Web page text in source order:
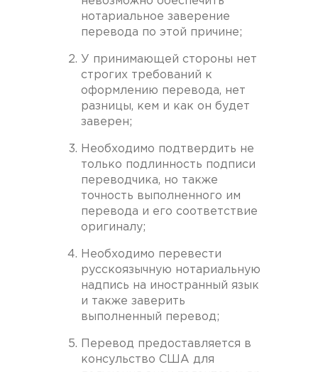
нотариальное заверение
перевода по этой причине;
У принимающей стороны нет
строгих требований к
оформлению перевода, нет
разницы, кем и как он будет
заверен;
Необходимо подтвердить не
только подлинность подписи
переводчика, но также
точность выполненного им
перевода и его соответствие
оригиналу;
Необходимо перевести
русскоязычную нотариальную
надпись на иностранный язык
и также заверить
выполненный перевод;
Перевод предоставляется в
консульство США для